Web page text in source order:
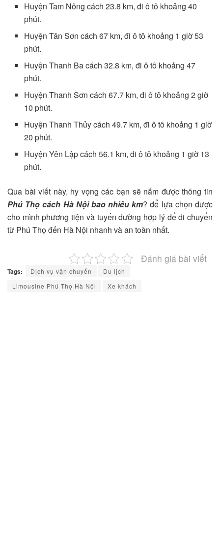
Huyện Tam Nông cách 23.8 km, đi ô tô khoảng 40
phút.
Huyện Tân Sơn cách 67 km, đi ô tô khoảng 1 giờ 53
phút.
Huyện Thanh Ba cách 32.8 km, đi ô tô khoảng 47
phút.
Huyện Thanh Sơn cách 67.7 km, đi ô tô khoảng 2 giờ
10 phút.
Huyện Thanh Thủy cách 49.7 km, đi ô tô khoảng 1 giờ
20 phút.
Huyện Yên Lập cách 56.1 km, đi ô tô khoảng 1 giờ 13
phút.
Qua bài viết này, hy vọng các bạn sẽ nắm được thông tin
Phú Thọ cách Hà Nội bao nhiêu km? để lựa chọn được
cho mình phương tiện và tuyến đường hợp lý để di chuyển
từ Phú Thọ đến Hà Nội nhanh và an toàn nhất.
Đánh giá bài viết
Tags: Dịch vụ vận chuyển
Du lịch
Limousine Phú Thọ Hà Nội
Xe khách